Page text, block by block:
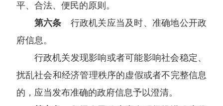
平、合法、便民的原则。
第六条 行政机关应当及时、准确地公开政
府信息。
行政机关发现影响或者可能影响社会稳定、
扰乱社会和经济管理秩序的虚假或者不完整信息
的，应当发布准确的政府信息予以澄清。